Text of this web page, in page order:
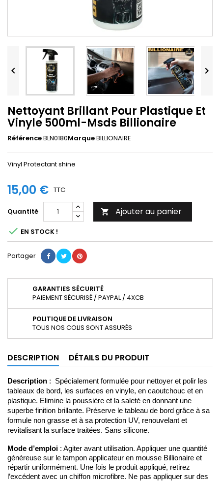
 
Nettoyant Brillant Pour Plastique Et
Vinyle 500ml-Msds Billionaire
RéférenceBLN0180MarqueBILLIONAIRE
Vinyl Protectant shine
15,00 € TTC
Quantité  Ajouter au panier
 EN STOCK !
Partager
GARANTIES SÉCURITÉ
PAIEMENT SÉCURISÉ / PAYPAL / 4XCB
POLITIQUE DE LIVRAISON
TOUS NOS COLIS SONT ASSURÉS
DESCRIPTION DÉTAILS DU PRODUIT
Description :  Spécialement formulée pour nettoyer et polir les
tableaux de bord, les surfaces en vinyle, en caoutchouc et en
plastique. Elimine la poussière et la saleté en donnant une
superbe finition brillante. Préserve le tableau de bord grâce à sa
formule non grasse et à sa protection UV, renouvelant et
revitalisant la surface traitées. Sans silicone.
Mode d’emploi : Agiter avant utilisation. Appliquer une quantité
généreuse sur le tampon applicateur en mousse Billionaire et
répartir uniformément. Une fois le produit appliqué, retirez
l’excédent avec un chiffon microfibre. Ne pas appliquer sur des